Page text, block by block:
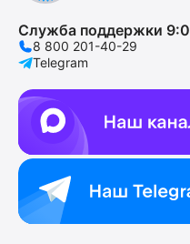
Служба поддержки
8 800 201-40-29
Telegram